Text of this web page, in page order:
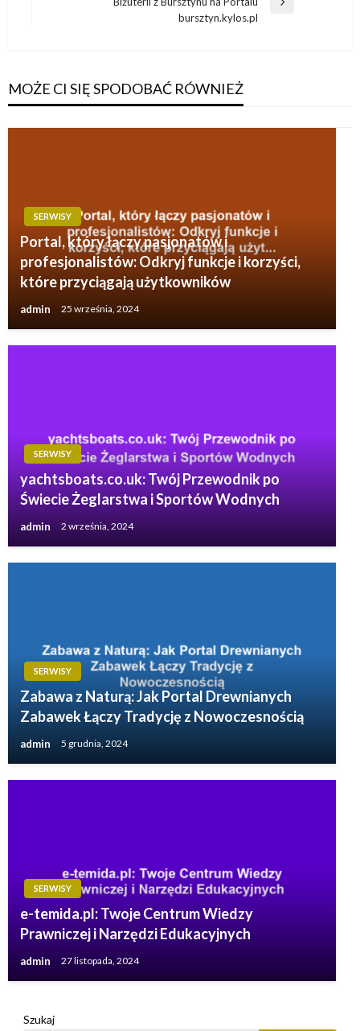
bursztyn.kylos.pl
MOŻE CI SIĘ SPODOBAĆ RÓWNIEŻ
SERWISY
Portal, który łączy pasjonatów i
profesjonalistów: Odkryj funkcje i korzyści,
które przyciągają użytkowników
admin 25 września, 2024
SERWISY
yachtsboats.co.uk: Twój Przewodnik po
Świecie Żeglarstwa i Sportów Wodnych
admin 2 września, 2024
SERWISY
Zabawa z Naturą: Jak Portal Drewnianych
Zabawek Łączy Tradycję z Nowoczesnością
admin 5 grudnia, 2024
SERWISY
e-temida.pl: Twoje Centrum Wiedzy
Prawniczej i Narzędzi Edukacyjnych
admin 27 listopada, 2024
Szukaj